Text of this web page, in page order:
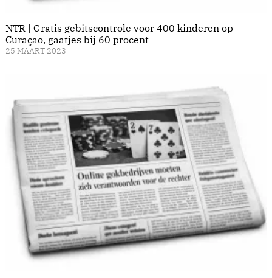
NTR | Gratis gebitscontrole voor 400 kinderen op
Curaçao, gaatjes bij 60 procent
25 MAART 2023